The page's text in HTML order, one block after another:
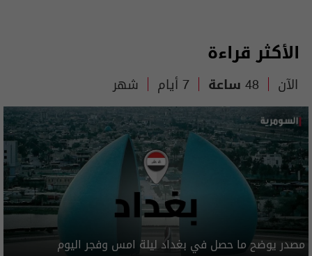
الأكثر قراءة
الآن 48 ساعة 7 أيام شهر
مصدر يوضح ما حصل في بغداد ليلة امس وفجر اليوم